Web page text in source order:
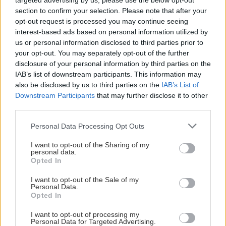
section to confirm your selection. Please note that after your
opt-out request is processed you may continue seeing
interest-based ads based on personal information utilized by
us or personal information disclosed to third parties prior to
your opt-out. You may separately opt-out of the further
disclosure of your personal information by third parties on the
IAB’s list of downstream participants. This information may
also be disclosed by us to third parties on the IAB’s List of
Downstream Participants that may further disclose it to other
Personal Data Processing Opt Outs
I want to opt-out of the Sharing of my
personal data.
Opted In
I want to opt-out of the Sale of my
Personal Data.
Opted In
I want to opt-out of processing my
Personal Data for Targeted Advertising.
ΡΟΗ ΕΙΔΗΣΕΩΝ
21:13
ΚΟΣΜΟΣ
Πόλεμος Ρωσίας-Ουκρανίας: Η Ρωσία
κατέρριψε 1.155 Ουκρανικά drones, το
τελευταίο 24ωρο
21:00
GOSSIP - LIFESTYLE
Κώστας Σαμαράς: Η οικογενειακή
φωτογραφία με την αδελφή του για τον ένα
χρόνο από τον θάνατό της
ΚΡΗΤΗ
παράσταση "Ο Μίδας έχει αυτιά γαϊδάρου